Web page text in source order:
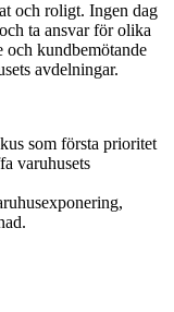
och roligt. Ingen dag
ta ansvar för olika
och kundbemötande
avdelningar.
som första prioritet
varuhusets